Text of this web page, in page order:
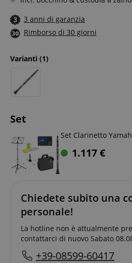
3 anni di garanzia
Rimborso di 30 giorni
Varianti (1)
Set
Set Clarinetto
1.117€
Chiedete subito una
personale!
La hotline non è attualmente
contattarci di nuovo Sabato
+39-08599-60417